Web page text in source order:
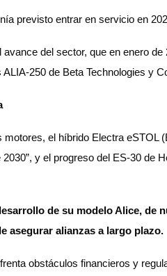
previsto entrar en servicio en
del sector, que en enero
250 de Beta Technologies
el híbrido Electra
y el progreso del ES-30
de su modelo Alice,
asegurar alianzas a largo plazo.
obstáculos financieros y